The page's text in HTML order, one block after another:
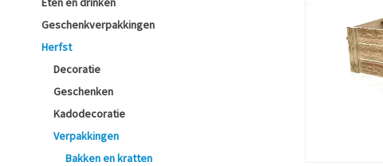
Geschenkverpakkingen
Herfst
Decoratie
Geschenken
Kadodecoratie
Verpakkingen
Bakken en kratten